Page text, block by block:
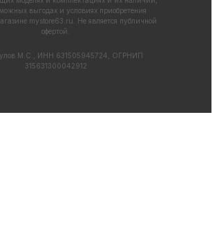
выгодах и условиях приобретения
mystore63.ru . Не является публичной
офертой.
М.С., ИНН 631505945724, ОГРНИП
315631300042912